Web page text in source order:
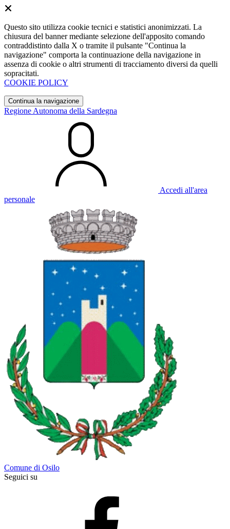
Questo sito utilizza cookie tecnici e statistici anonimizzati. La
chiusura del banner mediante selezione dell'apposito comando
contraddistinto dalla X o tramite il pulsante "Continua la
navigazione" comporta la continuazione della navigazione in
assenza di cookie o altri strumenti di tracciamento diversi da quelli
sopracitati.
COOKIE POLICY
Continua la navigazione
Regione Autonoma della Sardegna
Accedi all'area
personale
Comune di Osilo
Seguici su